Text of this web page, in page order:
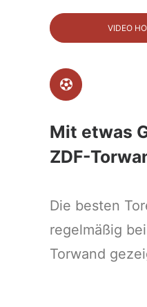
VIDEO
Mit etwas
ZDF-
Die besten
regelmäßig
Torwand